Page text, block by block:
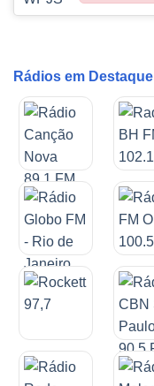
Rádios em Destaque